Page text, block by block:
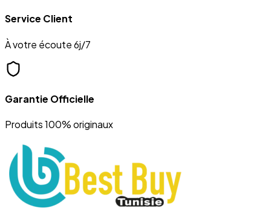
Service Client
À votre écoute 6j/7
Garantie Officielle
Produits 100% originaux